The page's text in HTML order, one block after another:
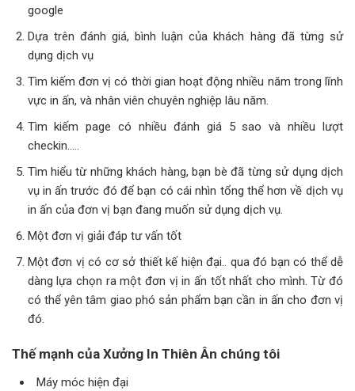
google
Dựa trên đánh giá, bình luận của khách hàng đã từng sử
dụng dịch vụ
Tìm kiếm đơn vị có thời gian hoạt động nhiều năm trong lĩnh
vực in ấn, và nhân viên chuyên nghiệp lâu năm.
Tìm kiếm page có nhiều đánh giá 5 sao và nhiều lượt
checkin…..
Tìm hiểu từ những khách hàng, bạn bè đã từng sử dụng dịch
vụ in ấn trước đó để bạn có cái nhìn tổng thể hơn về dịch vụ
in ấn của đơn vị bạn đang muốn sử dụng dịch vụ.
Một đơn vị giải đáp tư vấn tốt
Một đơn vị có cơ sở thiết kế hiện đại.. qua đó bạn có thể dễ
dàng lựa chọn ra một đơn vị in ấn tốt nhất cho mình. Từ đó
có thể yên tâm giao phó sản phẩm bạn cần in ấn cho đơn vị
đó.
Thế mạnh của Xưởng In Thiên Ân chúng tôi
Máy móc hiện đại